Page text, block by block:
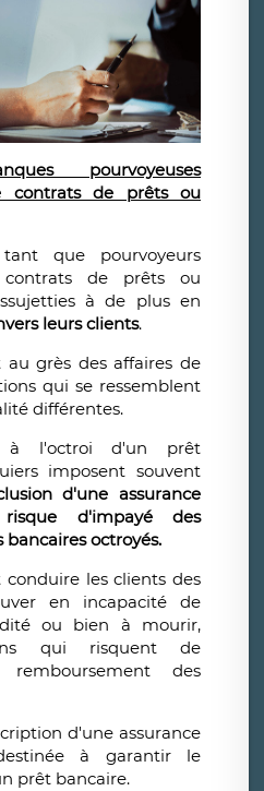
pourvoyeuses
contrats de prêts ou
que pourvoyeurs
contrats de prêts ou
à de plus en
leurs clients.
au grès des affaires de
qui se ressemblent
différentes.
à l'octroi d'un prêt
imposent souvent
d'une assurance
d'impayé des
bancaires octroyés.
les clients des
en incapacité de
ou bien à mourir,
qui risquent de
des
d'une assurance
à garantir le
prêt bancaire.